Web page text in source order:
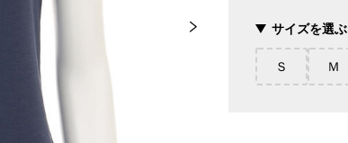
サイズを選ぶ
Ｓ Ｍ